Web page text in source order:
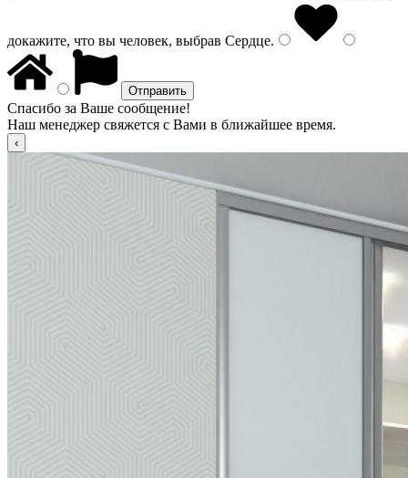
докажите, что вы человек, выбрав Сердце.
Спасибо за Ваше сообщение!
Наш менеджер свяжется с Вами в ближайшее время.